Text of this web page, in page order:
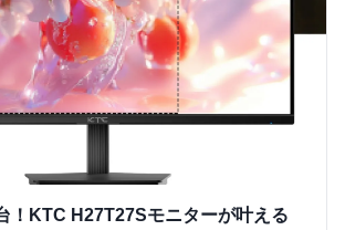
！KTC H27T27Sモニターが叶える